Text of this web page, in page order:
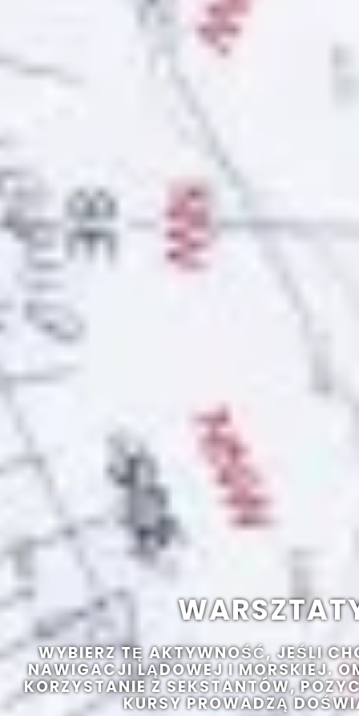
WYBIERZ TĘ AKTYWNOŚĆ, JEŚLI
NAWIGACJI LĄDOWEJ I MORSKIEJ.
KORZYSTANIE Z SEKSTANTÓW,
KURSY PROWADZĄ